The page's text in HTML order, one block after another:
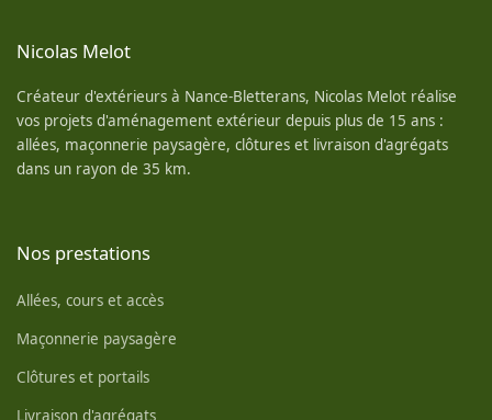
Nicolas Melot
Créateur d'extérieurs à Nance-Bletterans, Nicolas Melot réalise
vos projets d'aménagement extérieur depuis plus de 15 ans :
allées, maçonnerie paysagère, clôtures et livraison d'agrégats
dans un rayon de 35 km.
Nos prestations
Allées, cours et accès
Maçonnerie paysagère
Clôtures et portails
Livraison d'agrégats